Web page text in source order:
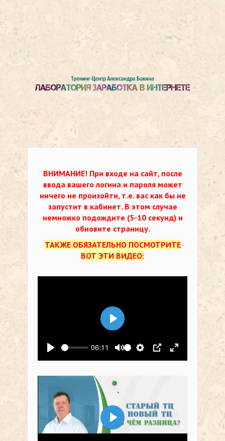
ВНИМАНИЕ! При входе на сайт, после
ввода вашего логина и пароля может
ничего не произойти, т.е. вас как бы не
запустит в кабинет. В этом случае
немножко подождите (5-10 секунд) и
обновите страницу.
ТАКЖЕ ОБЯЗАТЕЛЬНО ПОСМОТРИТЕ
ВОТ ЭТИ ВИДЕО:
Воспроизвести
06:11
Выключить звук
Настройки
PIP На весь
Воспроизвести
Воспроизвести